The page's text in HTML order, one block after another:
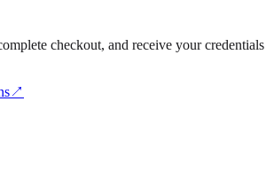
checkout, and receive your credentials
↗